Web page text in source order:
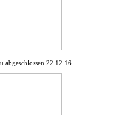
abgeschlossen 22.12.16